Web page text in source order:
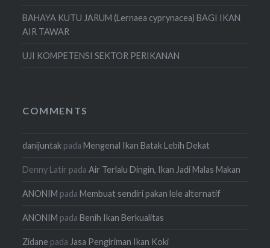
BAHAYA KUTU JARUM (Lernaea cyprynacea) BAGI IKAN
AIR TAWAR
UJI KOMPETENSI SEKTOR PERIKANAN
COMMENTS
danijuntak padaMengenal Ikan Batak Lebih Dekat
Denny Latir padaAir Terlalu Dingin, Ikan Jadi Malas Makan
ANONIM padaMembuat sendiri pakan lele alternatif
ANONIM padaBenih Ikan Berkualitas
Zidane pada Jasa Pengiriman Ikan Koki